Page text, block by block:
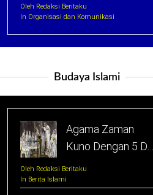
Oleh Redaksi Beritaku
In Organisasi dan Komunikasi
Budaya Islami
Agama Zaman
Kuno Dengan 5 D…
Oleh Redaksi Beritaku
In Berita Islami